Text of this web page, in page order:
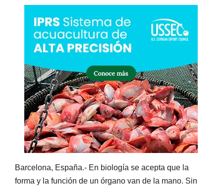
Barcelona, España.- En biología se acepta que la
forma y la función de un órgano van de la mano. Sin